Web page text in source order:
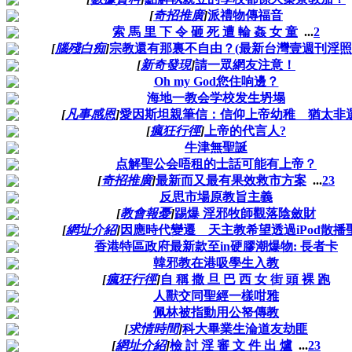
[奇招推廣]派禮物傳福音
索 馬 里 下 令 砸 死 遭 輪 姦 女 童 ...2
[腦殘白痴]宗教還有那裏不自由？(最新台灣壹週刊淫
[新奇發現]請一眾網友注意！
Oh my God您住响邊？
海地一教会学校发生坍塌
[凡事感恩]愛因斯坦親筆信：信仰上帝幼稚 猶太非
[瘋狂行徑] 上帝的代言人?
牛津無聖誕
点解聖公会唔租的士話可能有上帝？
[奇招推廣]最新而又最有果效救市方案 ...23
反思市場原教旨主義
[教會報憂]踢爆 淫邪牧師觀落陰斂財
[網址介紹]因應時代變遷 天主教希望透過iPod散播
香港特區政府最新款至in硬膠潮爆物: 長者卡
韓邪教在港吸學生入教
[瘋狂行徑]自 稱 撒 旦 巴 西 女 街 頭 裸 跑
人獸交同聖經一樣咁雅
佩林被指動用公帑傳教
[求情時間]科大畢業生淪道友劫匪
[網址介紹]檢 討 淫 審 文 件 出 爐 ...23